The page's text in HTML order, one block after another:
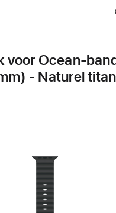
voor Ocean-
- Naturel